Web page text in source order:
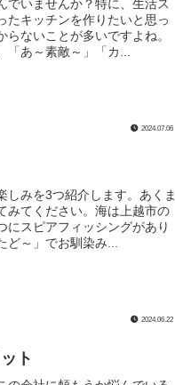
でいませんか？特に、生活ス
たキッチンを作りたいと思っ
ないことが多いですよね。
「あ～素敵～」「カ...
2024.07.06
しみを3つ紹介します。あくま
みてください。海は上越市の
にスピアフィッシングがあり
～」でお馴染み...
2024.06.22
ト